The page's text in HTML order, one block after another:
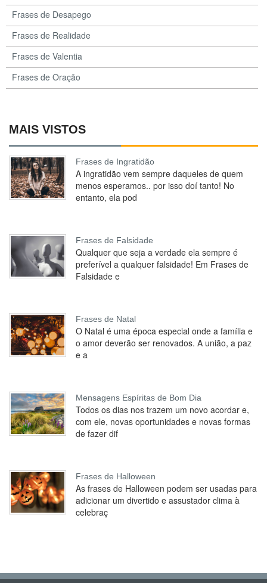
Frases de Desapego
Frases de Realidade
Frases de Valentia
Frases de Oração
MAIS VISTOS
Frases de Ingratidão
A ingratidão vem sempre daqueles de quem
menos esperamos.. por isso doí tanto! No
entanto, ela pod
Frases de Falsidade
Qualquer que seja a verdade ela sempre é
preferível a qualquer falsidade! Em Frases de
Falsidade e
Frases de Natal
O Natal é uma época especial onde a família e
o amor deverão ser renovados. A união, a paz
e a
Mensagens Espíritas de Bom Dia
Todos os dias nos trazem um novo acordar e,
com ele, novas oportunidades e novas formas
de fazer dif
Frases de Halloween
As frases de Halloween podem ser usadas para
adicionar um divertido e assustador clima à
celebraç